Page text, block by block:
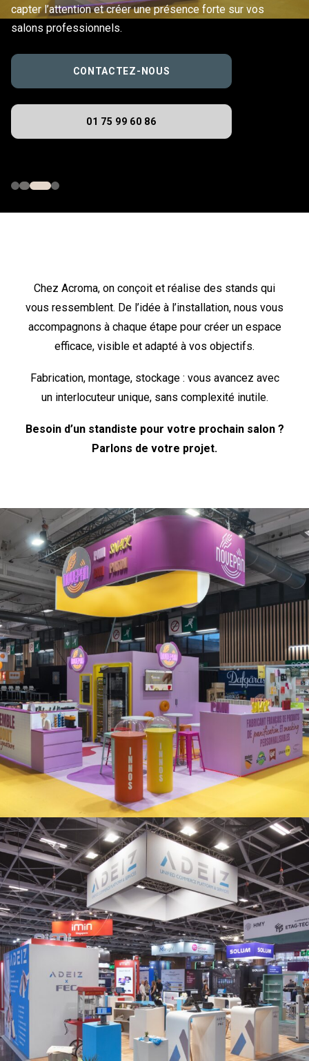
capter l’attention et créer une présence forte sur vos
salons professionnels.
CONTACTEZ-NOUS
01 75 99 60 86
Chez Acroma, on conçoit et réalise des stands qui
vous ressemblent. De l’idée à l’installation, nous vous
accompagnons à chaque étape pour créer un espace
efficace, visible et adapté à vos objectifs.
Fabrication, montage, stockage : vous avancez avec
un interlocuteur unique, sans complexité inutile.
Besoin d’un standiste pour votre prochain salon ?
Parlons de votre projet.